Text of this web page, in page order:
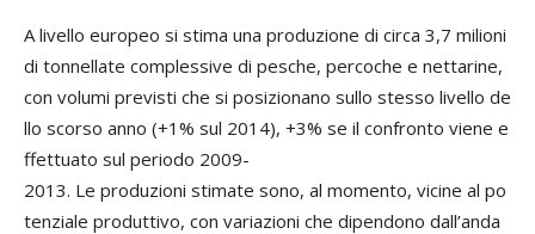
A livello europeo si stima una produzione di circa 3,7 milioni
di tonnellate complessive di pesche, percoche e nettarine,
con volumi previsti che si posizionano sullo stesso livello de
llo scorso anno (+1% sul 2014), +3% se il confronto viene e
ffettuato sul periodo 2009-
2013. Le produzioni stimate sono, al momento, vicine al po
tenziale produttivo, con variazioni che dipendono dall’anda